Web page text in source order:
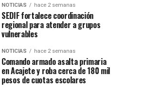
NOTICIAS hace 2 semanas
SEDIF fortalece coordinación
regional para atender a grupos
vulnerables
NOTICIAS hace 2 semanas
Comando armado asalta primaria
en Acajete y roba cerca de 180 mil
pesos de cuotas escolares